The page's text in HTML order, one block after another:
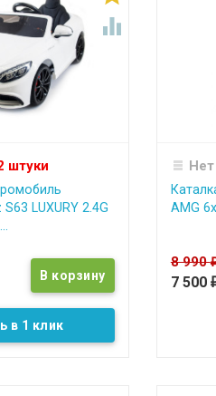

штуки
LUXURY 2.4G
в 1 клик
AMG
8 990
7 500